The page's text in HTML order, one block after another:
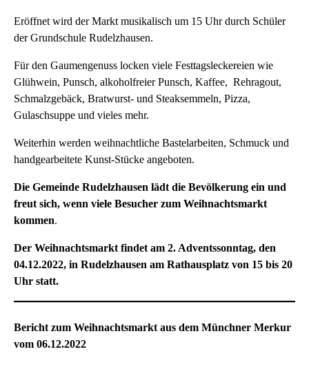
Eröffnet wird der Markt musikalisch um 15 Uhr durch Schüler
der Grundschule Rudelzhausen.
Für den Gaumengenuss locken viele Festtagsleckereien wie
Glühwein, Punsch, alkoholfreier Punsch, Kaffee, Rehragout,
Schmalzgebäck, Bratwurst- und Steaksemmeln, Pizza,
Gulaschsuppe und vieles mehr.
Weiterhin werden weihnachtliche Bastelarbeiten, Schmuck und
handgearbeitete Kunst-Stücke angeboten.
Die Gemeinde Rudelzhausen lädt die Bevölkerung ein und
freut sich, wenn viele Besucher zum Weihnachtsmarkt
kommen.
Der Weihnachtsmarkt findet am 2. Adventssonntag, den
04.12.2022, in Rudelzhausen am Rathausplatz von 15 bis 20
Uhr statt.
Bericht zum Weihnachtsmarkt aus dem Münchner Merkur
vom 06.12.2022